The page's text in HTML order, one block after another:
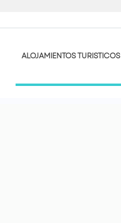
ALOJAMIENTOS TURISTICOS